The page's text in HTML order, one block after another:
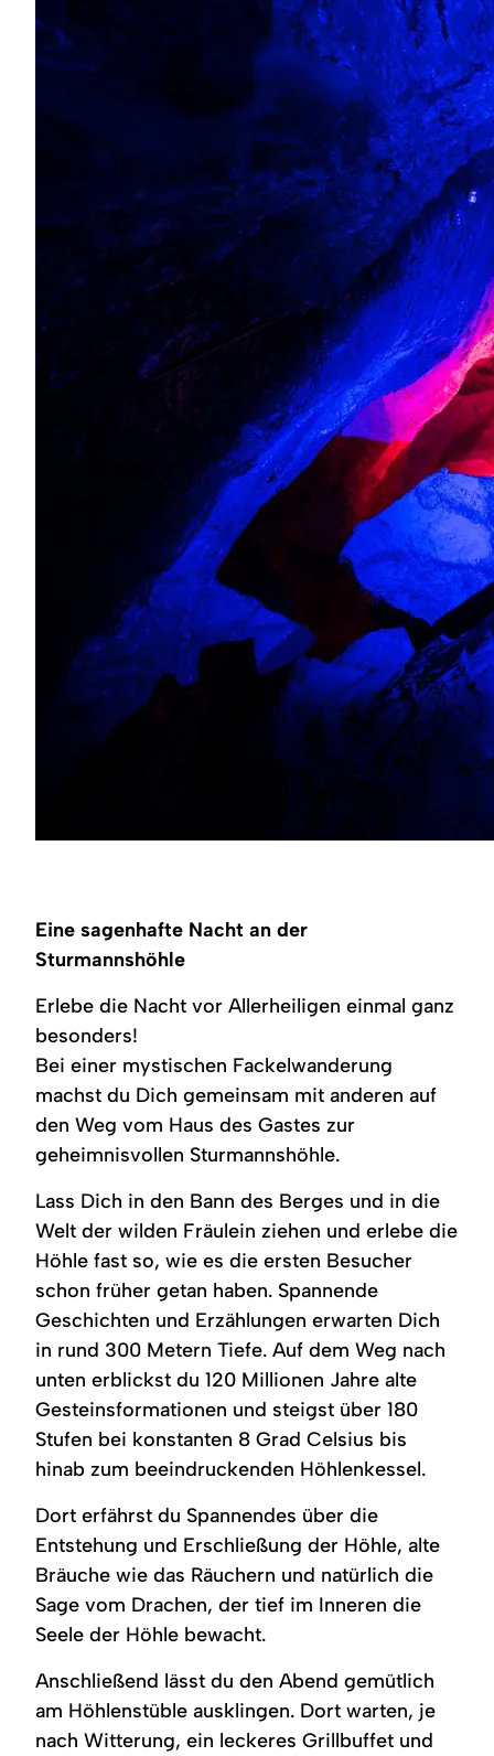
Eine sagenhafte Nacht an der
Sturmannshöhle
Erlebe die Nacht vor Allerheiligen einmal ganz
besonders!
Bei einer mystischen Fackelwanderung
machst du Dich gemeinsam mit anderen auf
den Weg vom Haus des Gastes zur
geheimnisvollen Sturmannshöhle.
Lass Dich in den Bann des Berges und in die
Welt der wilden Fräulein ziehen und erlebe die
Höhle fast so, wie es die ersten Besucher
schon früher getan haben. Spannende
Geschichten und Erzählungen erwarten Dich
in rund 300 Metern Tiefe. Auf dem Weg nach
unten erblickst du 120 Millionen Jahre alte
Gesteinsformationen und steigst über 180
Stufen bei konstanten 8 Grad Celsius bis
hinab zum beeindruckenden Höhlenkessel.
Dort erfährst du Spannendes über die
Entstehung und Erschließung der Höhle, alte
Bräuche wie das Räuchern und natürlich die
Sage vom Drachen, der tief im Inneren die
Seele der Höhle bewacht.
Anschließend lässt du den Abend gemütlich
am Höhlenstüble ausklingen. Dort warten, je
nach Witterung, ein leckeres Grillbuffet und